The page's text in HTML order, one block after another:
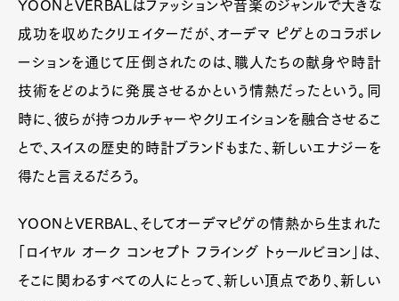
YOONとVERBALはファッションや音楽のジャンルで大きな
成功を収めたクリエイターだが、オーデマ ピゲとのコラボレ
ーションを通じて圧倒されたのは、職人たちの献身や時計
技術をどのように発展させるかという情熱だったという。同
時に、彼らが持つカルチャーやクリエイションを融合させるこ
とで、スイスの歴史的時計ブランドもまた、新しいエナジーを
得たと言えるだろう。
YOONとVERBAL、そしてオーデマピゲの情熱から生まれた
「ロイヤル オーク コンセプト フライング トゥールビヨン」は、
そこに関わるすべての人にとって、新しい頂点であり、新しい